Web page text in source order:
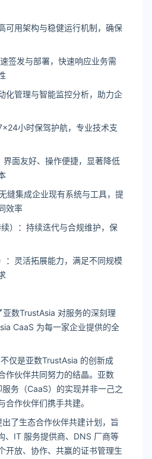
用架构与稳健运行机制，确保
签发与部署，快速响应业务需
化管理与智能监控分析，助力企
小时保驾护航，专业技术支
面友好、操作便捷，显著降低
缝集成企业现有系统与工具，提
效率
）：持续迭代与合规维护，保
灵活拓展能力，满足不同规模
数TrustAsia 对服务的深刻理
CaaS 为每一家企业提供的全
仅是亚数TrustAsia 的创新成
作伙伴共同努力的结晶。亚数
务（CaaS）的实现并非一己之
合作伙伴们携手共建。
了生态合作伙伴共建计划，旨
、IT 服务提供商、DNS 厂商等
开放、协作、共赢的证书管理生